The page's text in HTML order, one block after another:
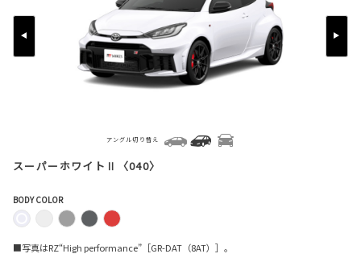
スーパーホワイトⅡ〈040〉
アングル切り替え
BODY COLOR
■写真はRZ“High performance”［GR-DAT（8AT）］。